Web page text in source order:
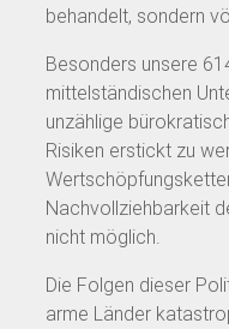
behandelt, sondern
Besonders unsere
mittelständischen
unzählige
Risiken erstickt zu
Nachvollziehbarkeit
nicht möglich.
Die Folgen dieser
arme Länder